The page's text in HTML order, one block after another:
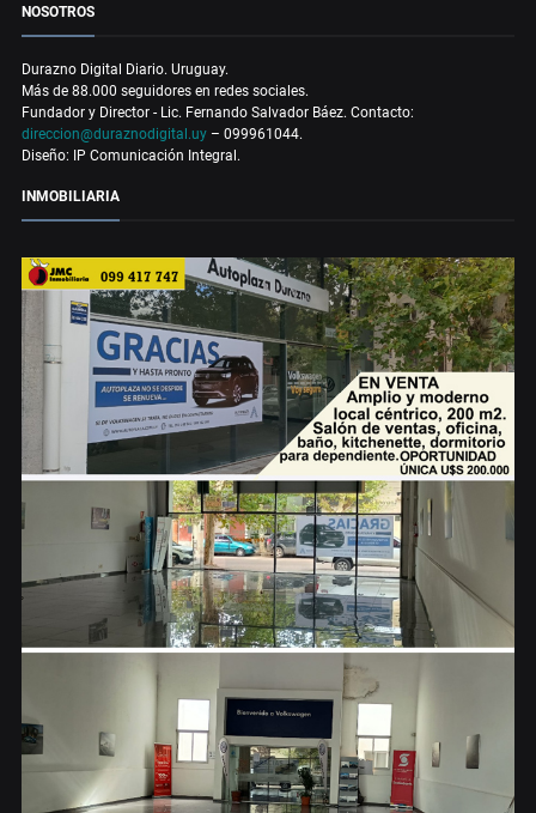
NOSOTROS
Durazno Digital Diario. Uruguay.
Más de 88.000 seguidores en redes sociales.
Fundador y Director - Lic. Fernando Salvador Báez. Contacto:
direccion@duraznodigital.uy – 099961044.
Diseño: IP Comunicación Integral.
INMOBILIARIA